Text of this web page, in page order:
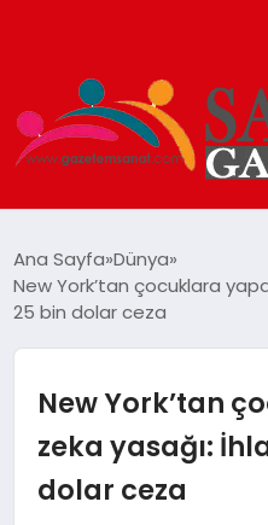
TEKNOLOJI
YAŞAM
Ana Sayfa Dünya
New York’tan çocuklara
25 bin dolar ceza
New York’tan
zeka yasağı:
dolar ceza